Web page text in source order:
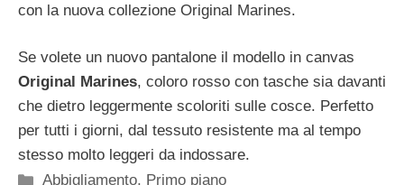
con la nuova collezione Original Marines.
Se volete un nuovo pantalone il modello in canvas
Original Marines, coloro rosso con tasche sia davanti
che dietro leggermente scoloriti sulle cosce. Perfetto
per tutti i giorni, dal tessuto resistente ma al tempo
stesso molto leggeri da indossare.
Categorie
Abbigliamento, Primo piano